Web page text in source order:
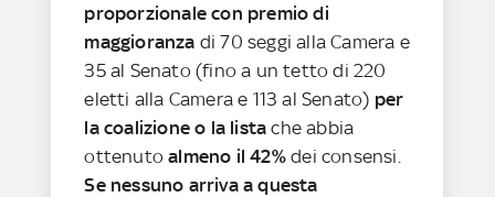
proporzionale con premio di
maggioranza di 70 seggi alla Camera e
35 al Senato (fino a un tetto di 220
eletti alla Camera e 113 al Senato) per
la coalizione o la listache abbia
ottenutoalmeno il 42%dei consensi.
Se nessuno arriva a questa